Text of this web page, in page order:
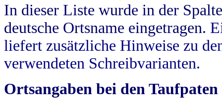
In dieser Liste wurde in der
deutsche Ortsname eingetragen.
liefert zusätzliche Hinweise zu
verwendeten Schreibvarianten.
Ortsangaben bei den Taufpaten